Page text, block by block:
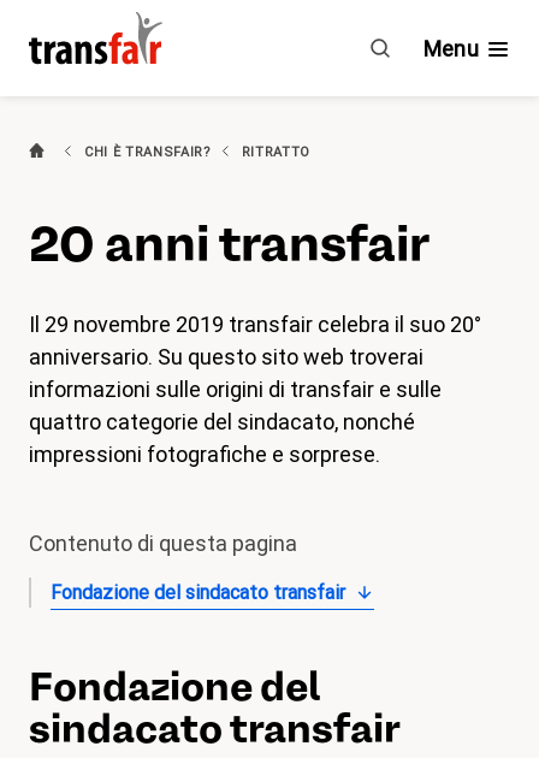
anni
Attualità
Shop
Iniziativa per un congedo familiare
Categorie
Impegno
Chi è transfair?(attivo)
Vantaggi
Menu
CHI È TRANSFAIR? RITRATTO
20 anni transfair
Il 29 novembre 2019 transfair celebra il suo 20°
anniversario. Su questo sito web troverai
informazioni sulle origini di transfair e sulle
quattro categorie del sindacato, nonché
impressioni fotografiche e sorprese.
Contenuto di questa pagina
Fondazione del sindacato transfair
Fondazione del
sindacato transfair